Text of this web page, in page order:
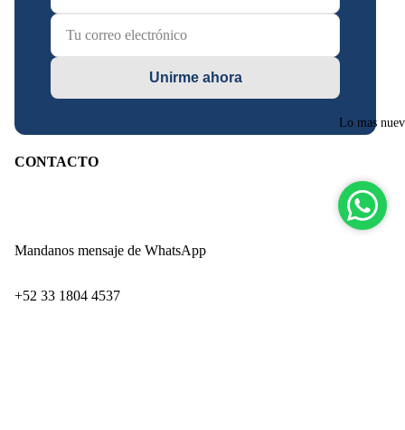
Lo mas
Unirme ahora
CONTACTO
Mandanos mensaje de WhatsApp
‪+52 33 1804 4537‬